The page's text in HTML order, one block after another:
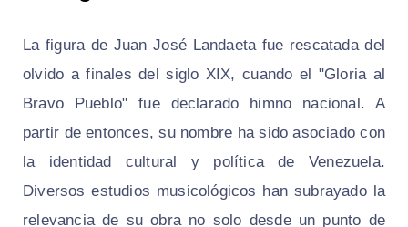
La figura de Juan José Landaeta fue rescatada del
olvido a finales del siglo XIX, cuando el "Gloria al
Bravo Pueblo" fue declarado himno nacional. A
partir de entonces, su nombre ha sido asociado con
la identidad cultural y política de Venezuela.
Diversos estudios musicológicos han subrayado la
relevancia de su obra no solo desde un punto de